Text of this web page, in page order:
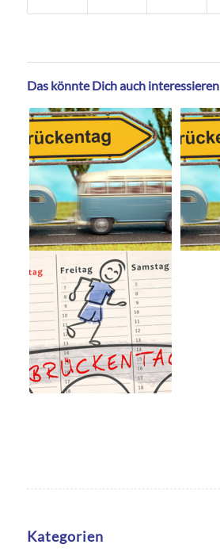
Das könnte Dich auch interessieren
Kategorien